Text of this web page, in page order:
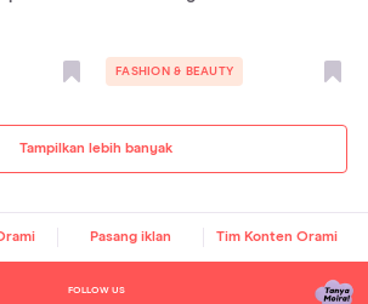
Tampilkan lebih banyak
FASHION & BEAUTY
Pasang iklan Tim Konten Orami
FOLLOW US